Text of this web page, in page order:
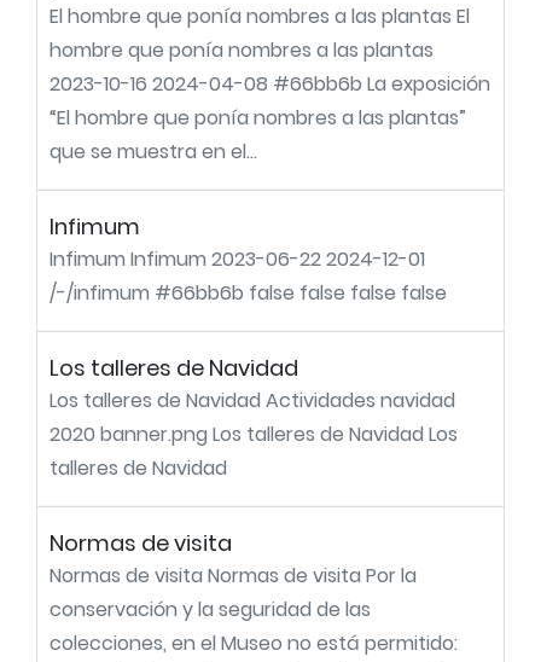
El hombre que ponía nombres a las plantas El
hombre que ponía nombres a las plantas
2023-10-16 2024-04-08 #66bb6b La exposición
“El hombre que ponía nombres a las plantas”
que se muestra en el...
Infimum
Infimum Infimum 2023-06-22 2024-12-01
/-/infimum #66bb6b false false false false
Los talleres de Navidad
Los talleres de Navidad Actividades navidad
2020 banner.png Los talleres de Navidad Los
talleres de Navidad
Normas de visita
Normas de visita Normas de visita Por la
conservación y la seguridad de las
colecciones, en el Museo no está permitido: